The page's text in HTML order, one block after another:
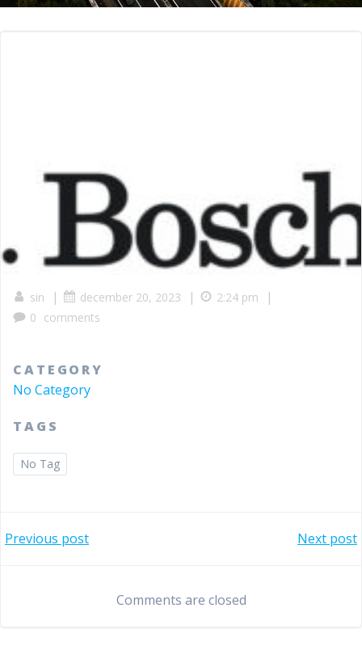
sin | december 20, 2023 | 2:24 pm |
0 comments
CATEGORY
No Category
TAGS
No Tag
Bericht
navigatie
Previous post
navigatie
Next post
Comments are closed